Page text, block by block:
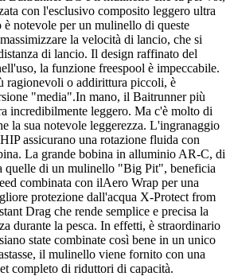
con l'esclusivo composito leggero ultra
notevole per un mulinello di queste
la velocità di lancio, che si
di lancio. Il design raffinato del
la funzione freespool è impeccabile.
ragionevoli o addirittura piccoli, è
"media".In mano, il Baitrunner più
incredibilmente leggero. Ma c'è molto di
la sua notevole leggerezza. L'ingranaggio
assicurano una rotazione fluida con
La grande bobina in alluminio AR-C, di
quelle di un mulinello "Big Pit", beneficia
combinata con ilAero Wrap per una
protezione dall'acqua X-Protect from
Drag che rende semplice e precisa la
durante la pesca. In effetti, è straordinario
state combinate così bene in un unico
il mulinello viene fornito con una
completo di riduttori di capacità.